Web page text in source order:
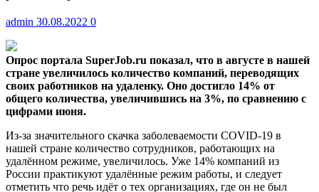
admin 30.08.2022 0
Опрос портала SuperJob.ru показал, что в августе в нашей
стране увеличилось количество компаний, переводящих
своих работников на удаленку. Оно достигло 14% от
общего количества, увеличившись на 3%, по сравнению с
цифрами июня.
Из-за значительного скачка заболеваемости COVID-19 в
нашей стране количество сотрудников, работающих на
удалённом режиме, увеличилось. Уже 14% компаний из
России практикуют удалённые режим работы, и следует
отметить что речь идёт о тех организациях, где он не был